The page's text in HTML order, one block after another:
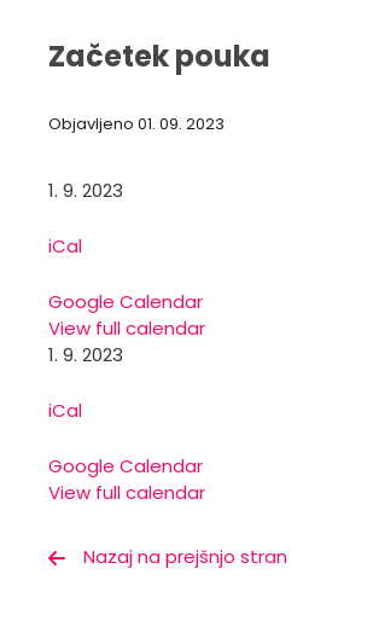
Začetek pouka
Objavljeno 01. 09. 2023
1. 9. 2023
iCal
Google Calendar
View full calendar
1. 9. 2023
iCal
Google Calendar
View full calendar
Nazaj na prejšnjo stran